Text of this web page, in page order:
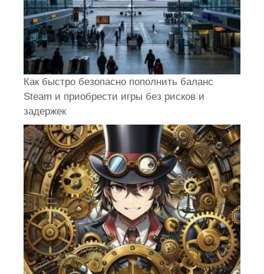
Как быстро безопасно пополнить баланс
Steam и приобрести игры без рисков и
задержек